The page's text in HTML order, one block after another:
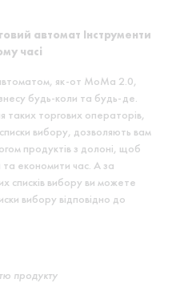
автомат Інструменти
часі
як-от MoMa 2.0,
будь-коли та будь-де.
таких торгових операторів,
вибору, дозволяють вам
продуктів з долоні, щоб
та економити час. А за
списків вибору ви можете
вибору відповідно до
продукту